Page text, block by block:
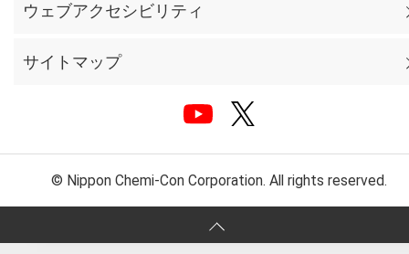
ウェブアクセシビリティ
サイトマップ
© Nippon Chemi-Con Corporation. All rights reserved.